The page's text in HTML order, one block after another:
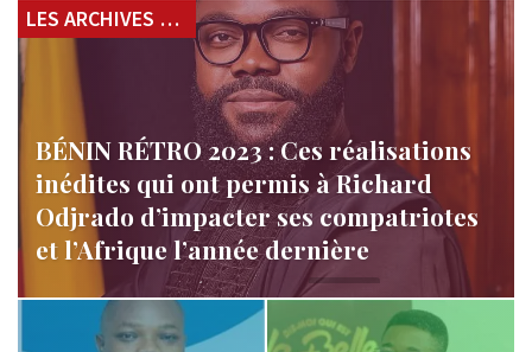
LES ARCHIVES du 229
BÉNIN RÉTRO 2023 : Ces réalisations
inédites qui ont permis à Richard
Odjrado d’impacter ses compatriotes
et l’Afrique l’année dernière
LA REDACTION Déc 31, 2024 369